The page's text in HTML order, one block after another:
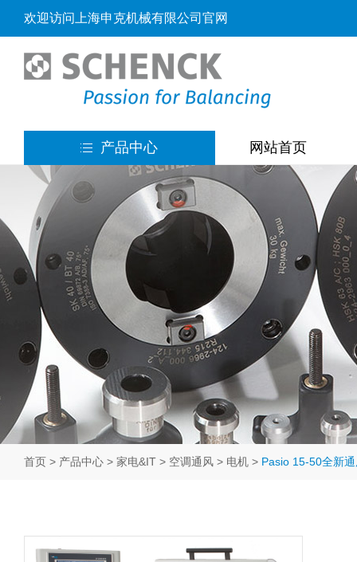
欢迎访问上海申克机械有限公司官网
产品中心 网站首页
首页> 产品中心> 家电&IT> 空调通风> 电机> Pasio 15-50全新